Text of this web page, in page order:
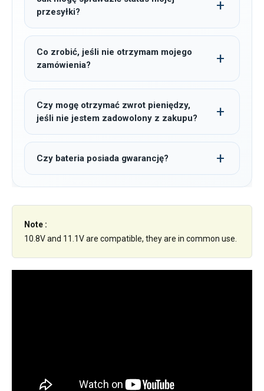
przesyłki?
Co zrobić, jeśli nie otrzymam mojego
zamówienia?
Czy mogę otrzymać zwrot pieniędzy,
jeśli nie jestem zadowolony z zakupu?
Czy bateria posiada gwarancję?
Note :
10.8V and 11.1V are compatible, they are in common use.